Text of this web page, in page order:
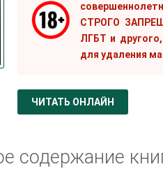
СТРОГО
ЛГБТ и
для удаления
ЧИТАТЬ ОНЛАЙН
содержание